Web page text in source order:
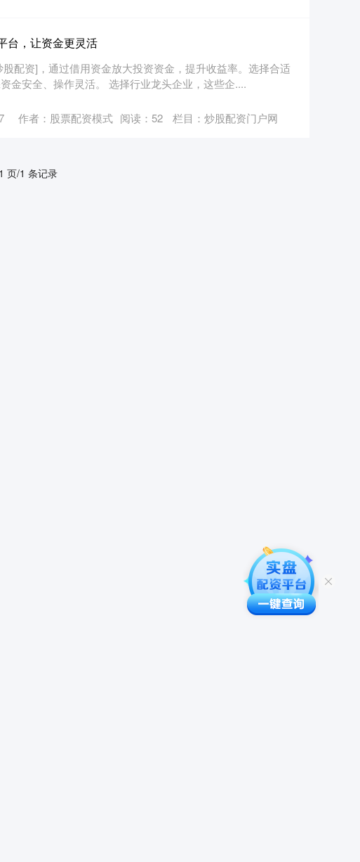
台，让资金更灵活
配资]，通过借用资金放大投资资金，提升收益率。选择合适
金安全、操作灵活。 选择行业龙头企业，这些企....
作者：股票配资模式 阅读： 52 栏目： 炒股配资门户网
页/1 条记录